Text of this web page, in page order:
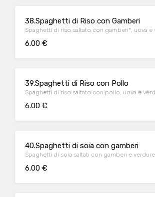
38.Spaghetti di Riso con Gamberi
Spaghetti di riso saltato con gamberi*, uova e
6.00 €
39.Spaghetti di Riso con Pollo
Spaghetti di riso saltato con pollo, uova e
6.00 €
40.Spaghetti di soia con gamberi
Spaghetti di soia saltati con gamberi e verdure
6.00 €